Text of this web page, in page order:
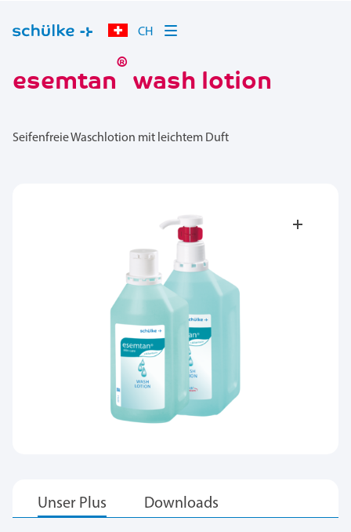
CH
esemtan
®
wash lotion
Seifenfreie Waschlotion mit leichtem Duft